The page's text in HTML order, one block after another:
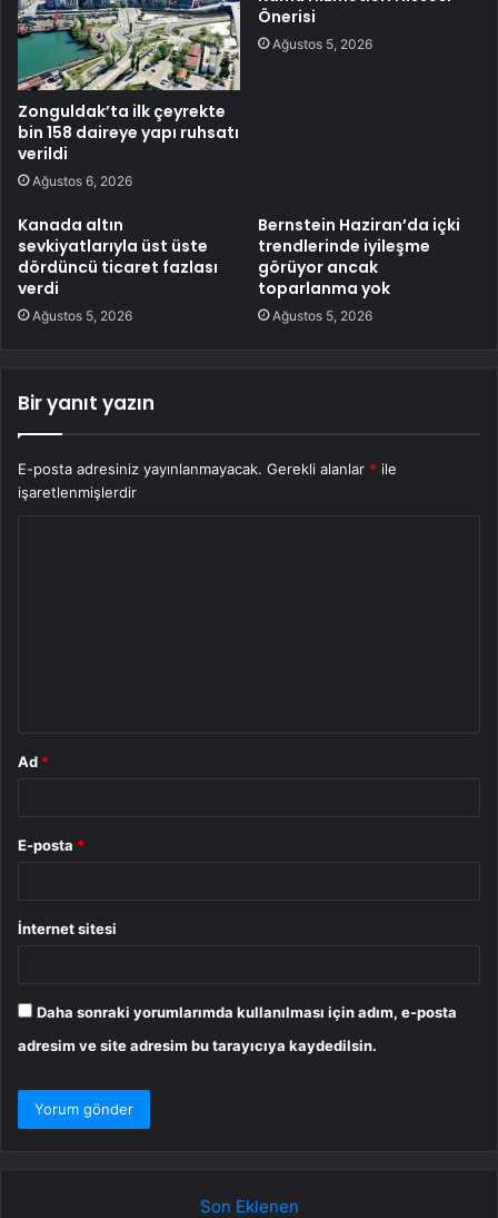
Zonguldak’ta ilk çeyrekte
bin 158 daireye yapı ruhsatı
verildi
Ağustos 6, 2026
Önerisi
Ağustos 5, 2026
Kanada altın
sevkiyatlarıyla üst üste
dördüncü ticaret fazlası
verdi
Ağustos 5, 2026
Bernstein Haziran’da içki
trendlerinde iyileşme
görüyor ancak
toparlanma yok
Ağustos 5, 2026
Bir yanıt yazın
E-posta adresiniz yayınlanmayacak. Gerekli alanlar * ile
işaretlenmişlerdir
Ad *
E-posta *
İnternet sitesi
Daha sonraki yorumlarımda kullanılması için adım, e-posta
adresim ve site adresim bu tarayıcıya kaydedilsin.
Son Eklenen